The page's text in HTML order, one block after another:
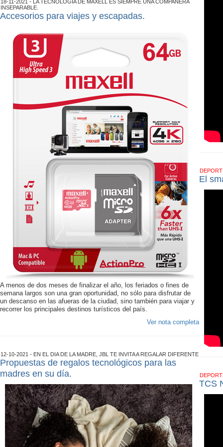
18-11-2021 - LA TECNOLOGÍ­A DE MAXELL ES SIEMPRE UNA COMPAÑERA
INSEPARABLE.
Accesorios para viajes y escapadas.
A menos de dos meses de finalizar el año, los feriados o fines de
semana largos son una gran oportunidad, no sólo para disfrutar de
un descanso en las afueras de la ciudad, sino también para viajar y
recorrer los principales destinos turísticos del país.
Ver nota completa
12-10-2021 - EN EL DI­A DE LA MADRE, JBL TE INVITA A REGALAR DIFERENTE
Propuestas de regalos tecnológicos para las
madres en su día.
El
TCS